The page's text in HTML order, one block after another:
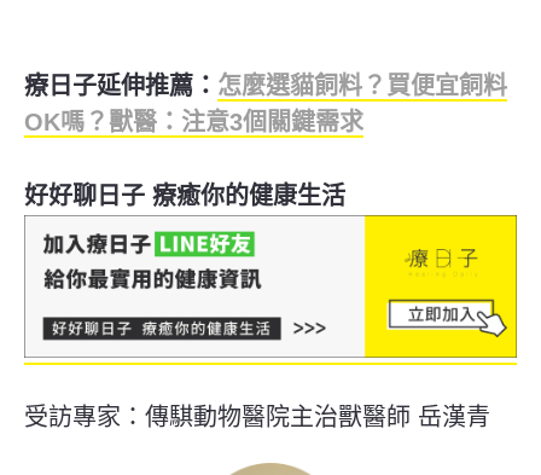
療日子延伸推薦： 怎麼選貓飼料？買便宜飼料
OK嗎？獸醫：注意3個關鍵需求
好好聊日子 療癒你的健康生活
受訪專家：傳騏動物醫院主治獸醫師 岳漢青